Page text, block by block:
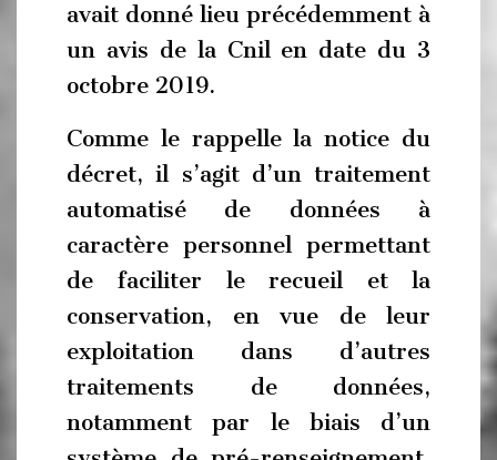
avait donné lieu précédemment à
un avis de la Cnil en date du 3
octobre 2019.
Comme le rappelle la notice du
décret, il s’agit d’un traitement
automatisé de données à
caractère personnel permettant
de faciliter le recueil et la
conservation, en vue de leur
exploitation dans d’autres
traitements de données,
notamment par le biais d’un